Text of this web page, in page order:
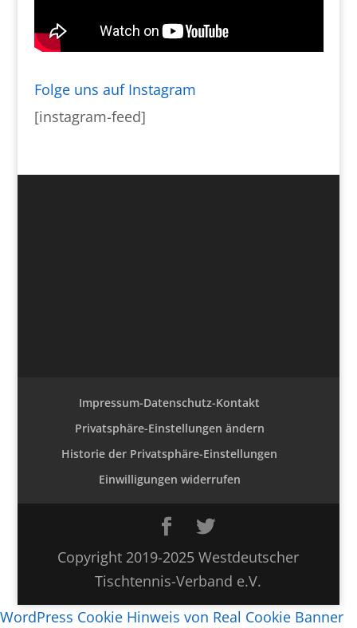
Folge uns auf Instagram
[instagram-feed]
Impressum-Datenschutz-Kontakt
Privatsphäre-Einstellungen ändern
Historie der Privatsphäre-Einstellungen
Einwilligungen widerrufen
Copyright 2019-2025 Westdeutscher
Tischtennis-Verband e.V.
WordPress Cookie Hinweis von Real Cookie Banner